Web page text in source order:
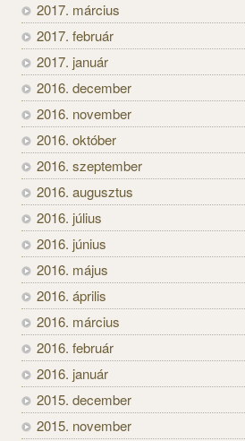
2017. március
2017. február
2017. január
2016. december
2016. november
2016. október
2016. szeptember
2016. augusztus
2016. július
2016. június
2016. május
2016. április
2016. március
2016. február
2016. január
2015. december
2015. november